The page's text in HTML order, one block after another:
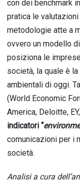
con dei benchmark
pratica le
metodologie atte a
ovvero un modello
posiziona le
società, la quale è
ambientali di oggi.
(World Economic
America, Deloitte,
indicatori “
comunicazioni per i
società.
Analisi a cura